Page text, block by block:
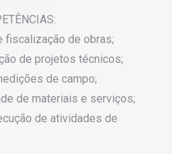
fiscalização de obras;
de projetos técnicos;
de campo;
de materiais e serviços;
de atividades de